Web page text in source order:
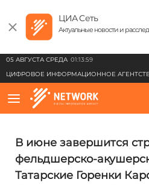
ЦИА Сеть
Актуальные новости и
05 АВГУСТА СРЕДА 01:13:59
ЦИФРОВОЕ ИНФОРМАЦИОННОЕ
В июне завершится
фельдшерско-
Татарские Горенки